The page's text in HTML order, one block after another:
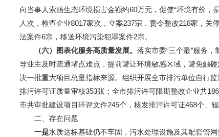
向当事人索赔生态环境损害金额约60万元，促使“环境有价
人次，检查企业8017家次，立案237宗，责令整改218家，
法案件6宗，移送环境污染犯罪案件2宗。
（六） 图表化服务高质量发展。 落实市委“三个最”服务
导业主及时疏通堵点难点，提前避让环境敏感区域，避免触
决一批重大项目总量指标来源。组织开展全市排污单位自行
排污许可证质量审核353张；全市排污许可限期整改企业共
市共审批建设项目环评文件245个，核发排污许可证468个、
二、存在问题
一是水质达标基础仍不牢固，污水处理设施及其配套管